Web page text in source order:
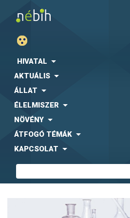
HIVATAL
AKTUÁLIS
ÁLLAT
ÉLELMISZER
NÖVÉNY
ÁTFOGÓ TÉMÁK
KAPCSOLAT